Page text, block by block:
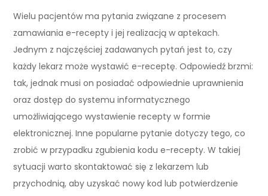
Wielu pacjentów ma pytania związane z procesem
zamawiania e-recepty i jej realizacją w aptekach.
Jednym z najczęściej zadawanych pytań jest to, czy
każdy lekarz może wystawić e-receptę. Odpowiedź brzmi:
tak, jednak musi on posiadać odpowiednie uprawnienia
oraz dostęp do systemu informatycznego
umożliwiającego wystawienie recepty w formie
elektronicznej. Inne popularne pytanie dotyczy tego, co
zrobić w przypadku zgubienia kodu e-recepty. W takiej
sytuacji warto skontaktować się z lekarzem lub
przychodnią, aby uzyskać nowy kod lub potwierdzenie